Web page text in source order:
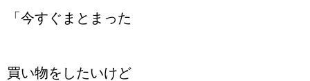
「今すぐまとまった
買い物をしたいけど